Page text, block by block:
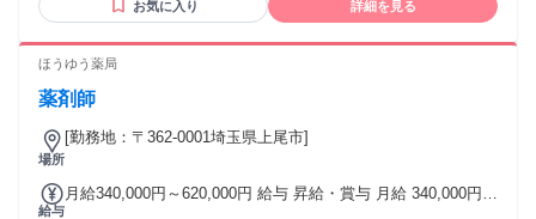
お気に入り 詳細を見る
ほうゆう薬局
薬剤師
場所
[勤務地：〒362-0001埼玉県上尾市]
給与
月給340,000円～620,000円 給与 昇給・賞与 月給 340,000円